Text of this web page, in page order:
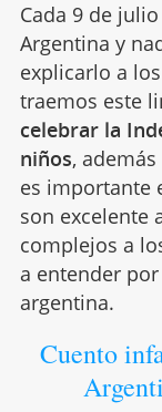
Cada 9 de
Argentina y
explicarlo a
traemos este
celebrar la
niños,
es importante
son excelente
complejos a
a entender
argentina.
Cuento